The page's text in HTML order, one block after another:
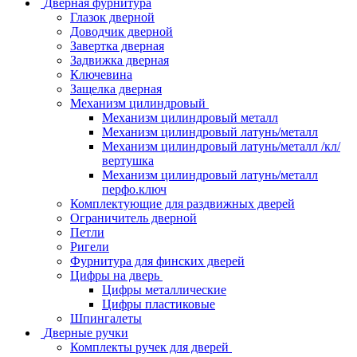
Глазок дверной
Доводчик дверной
Завертка дверная
Задвижка дверная
Ключевина
Защелка дверная
Механизм цилиндровый
Механизм цилиндровый металл
Механизм цилиндровый латунь/металл
Механизм цилиндровый латунь/металл /кл/
вертушка
Механизм цилиндровый латунь/металл
перфо.ключ
Комплектующие для раздвижных дверей
Ограничитель дверной
Петли
Ригели
Фурнитура для финских дверей
Цифры на дверь
Цифры металлические
Цифры пластиковые
Шпингалеты
Дверные ручки
Комплекты ручек для дверей